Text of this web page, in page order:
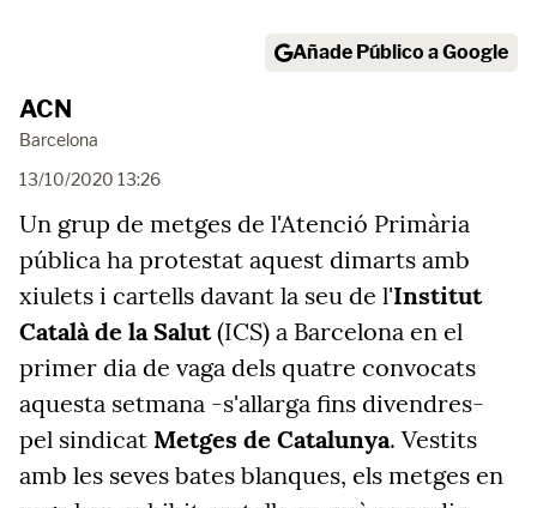
Añade Público a Google
ACN
Barcelona
13/10/2020 13:26
Un grup de metges de l'Atenció Primària
pública ha protestat aquest dimarts amb
xiulets i cartells davant la seu de l'Institut
Català de la Salut(ICS) a Barcelona en el
primer dia de vaga dels quatre convocats
aquesta setmana -s'allarga fins divendres-
pel sindicat Metges de Catalunya. Vestits
amb les seves bates blanques, els metges en